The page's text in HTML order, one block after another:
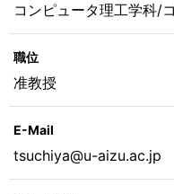
コンピュータ理工学科/
職位
准教授
E-Mail
tsuchiya@u-aizu.ac.jp